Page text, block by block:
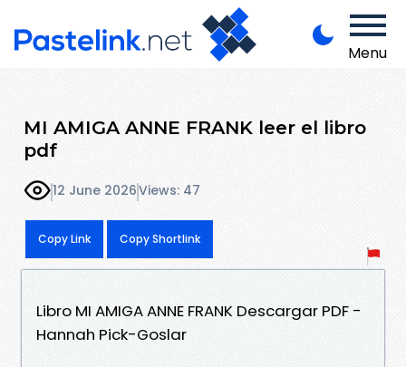
Menu
MI AMIGA ANNE FRANK leer el libro
pdf
12 June 2026Views: 47
Copy Link Copy Shortlink
Libro MI AMIGA ANNE FRANK Descargar PDF -
Hannah Pick-Goslar